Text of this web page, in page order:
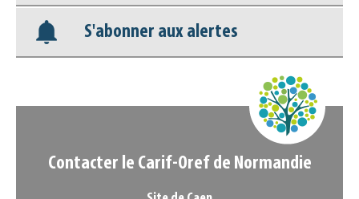
Nos veilles Scoop.it
S'abonner aux alertes
Contacter le Carif-Oref de Normandie